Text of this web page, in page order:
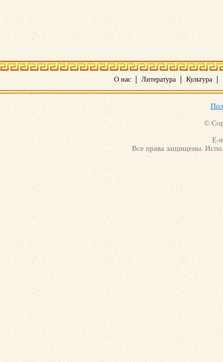
О нас Литература Культура
©
E-
Все права защищены.